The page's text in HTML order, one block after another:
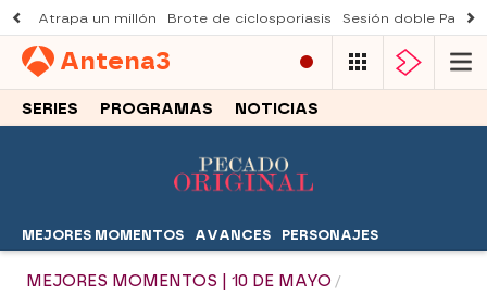
Atrapa un millón Brote de ciclosporiasis Sesión doble
Antena3
SERIES PROGRAMAS NOTICIAS
MEJORES MOMENTOS AVANCES PERSONAJES
MEJORES MOMENTOS | 10 DE MAYO